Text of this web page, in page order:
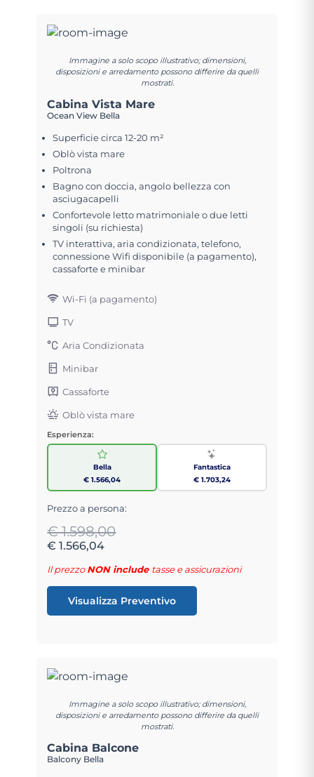
Immagine a solo scopo illustrativo; dimensioni,
disposizioni e arredamento possono differire da quelli
mostrati.
Cabina Vista Mare
Ocean View Bella
Superficie circa 12-20 m²
Oblò vista mare
Poltrona
Bagno con doccia, angolo bellezza con
asciugacapelli
Confortevole letto matrimoniale o due letti
singoli (su richiesta)
TV interattiva, aria condizionata, telefono,
connessione Wifi disponibile (a pagamento),
cassaforte e minibar
Wi-Fi (a pagamento)
TV
Aria Condizionata
Minibar
Cassaforte
Oblò vista mare
Esperienza:
Bella
€ 1.566,04
Fantastica
€ 1.703,24
Prezzo a persona:
€ 1.598,00
€ 1.566,04
Il prezzoNON include tasse e assicurazioni
Visualizza Preventivo
Immagine a solo scopo illustrativo; dimensioni,
disposizioni e arredamento possono differire da quelli
mostrati.
Cabina Balcone
Balcony Bella